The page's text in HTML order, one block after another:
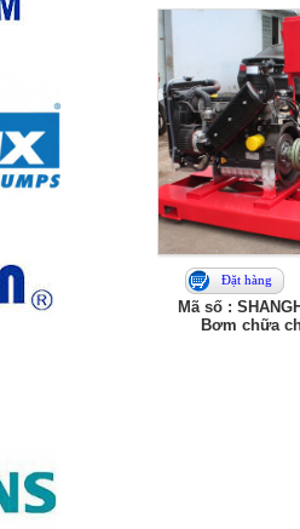
Đặt hàng
Mã số :
Bơm chữa